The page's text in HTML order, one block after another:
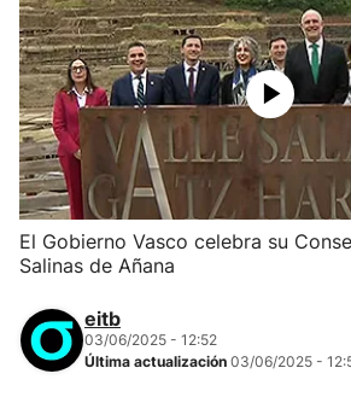
El Gobierno Vasco celebra su
Salinas de Añana
eitb
03/06/2025 - 12:52
Última actualización 03/06/2025 -